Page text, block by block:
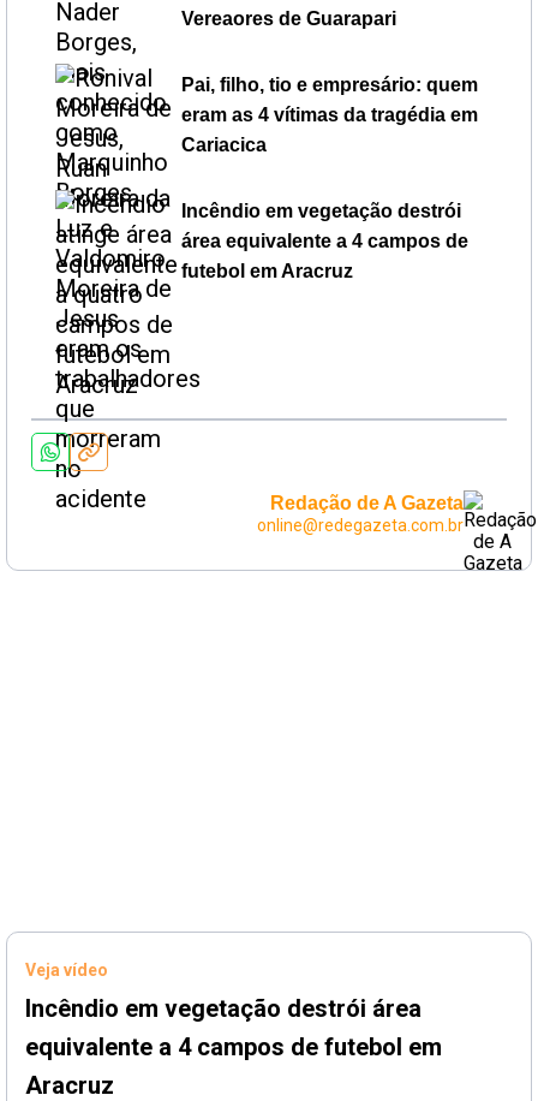
Vereaores de Guarapari
Pai, filho, tio e empresário: quem
eram as 4 vítimas da tragédia em
Cariacica
Incêndio em vegetação destrói
área equivalente a 4 campos de
futebol em Aracruz
Redação de A Gazeta
online@redegazeta.com.br
Veja vídeo
Incêndio em vegetação destrói área
equivalente a 4 campos de futebol em
Aracruz